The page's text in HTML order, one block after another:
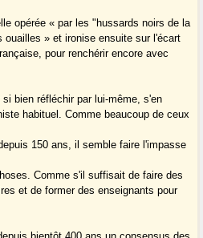
opérée « par les "hussards noirs de la
ouailles » et ironise ensuite sur l'écart
pour renchérir encore avec
bien réfléchir par lui-même, s'en
habituel. Comme beaucoup de ceux
150 ans, il semble faire l'impasse
Comme s'il suffisait de faire des
et de former des enseignants pour